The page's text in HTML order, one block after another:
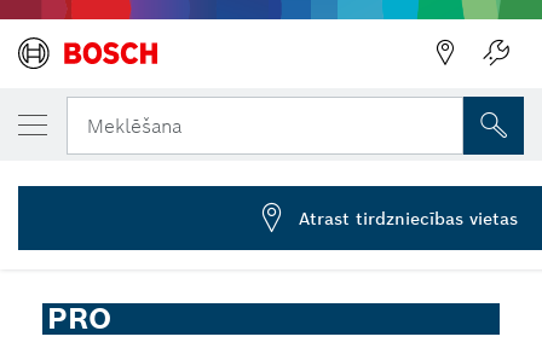
Meklēšana
...
PRO Metal clean stiepļu suka mazajām leņķa slīpmašīnām,
PRO
JŪSU IZVĒLĒTAIS VARIANTS
PRO Metal clean kausa birste, 70 x 0,3
2 608 622 098
Atrast tirdzniecības vietas